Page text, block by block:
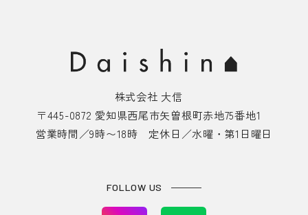
株式会社 大信
〒445-0872 愛知県西尾市矢曽根町赤地75番地1
営業時間／9時〜18時 定休日／水曜・第1日曜日
FOLLOW US